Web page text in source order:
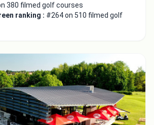
380 filmed golf courses
ranking : #264 on 510 filmed golf